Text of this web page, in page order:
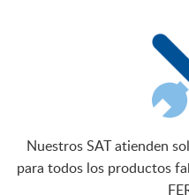
Nuestros SAT atienden
para todos los productos